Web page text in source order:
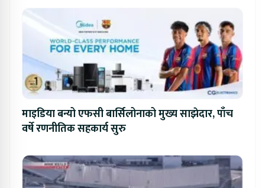
माइडिया बन्यो एफसी बार्सिलोनाको मुख्य साझेदार, पाँच
वर्षे रणनीतिक सहकार्य सुरु